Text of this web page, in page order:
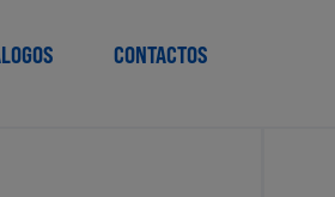
CONTACTOS